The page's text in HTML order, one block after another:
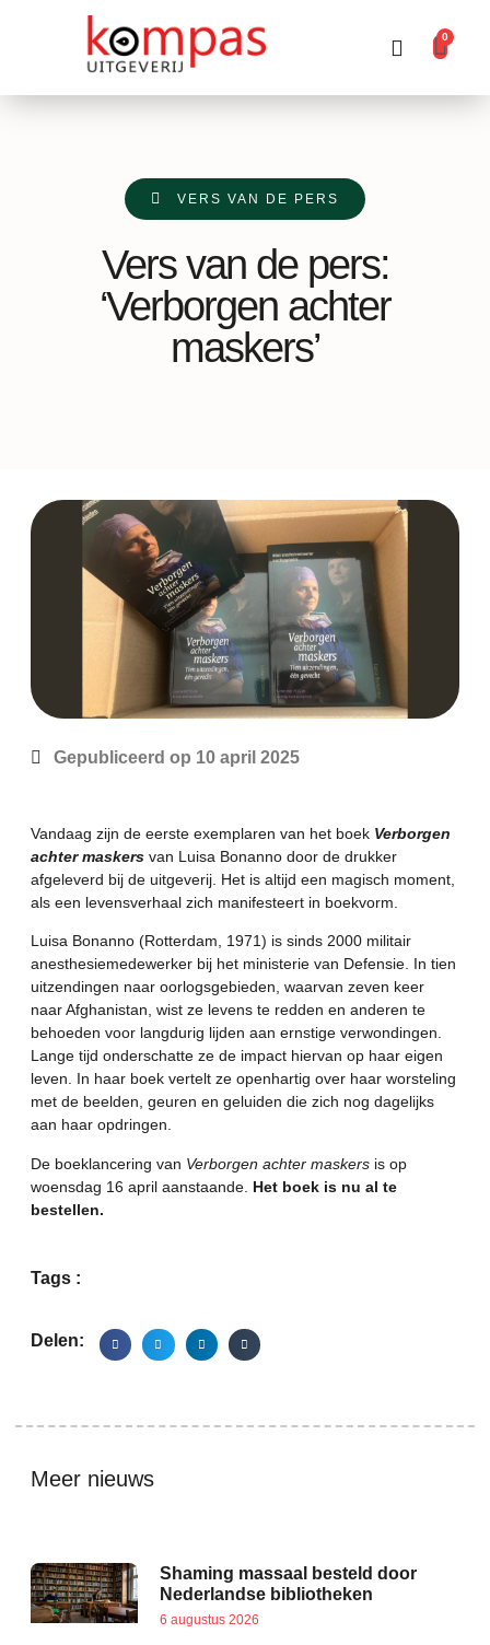
0
VERS VAN DE PERS
Vers van de pers:
‘Verborgen achter
maskers’
Gepubliceerd op 10 april 2025
Vandaag zijn de eerste exemplaren van het boek Verborgen
achter maskers van Luisa Bonanno door de drukker
afgeleverd bij de uitgeverij. Het is altijd een magisch moment,
als een levensverhaal zich manifesteert in boekvorm.
Luisa Bonanno (Rotterdam, 1971) is sinds 2000 militair
anesthesiemedewerker bij het ministerie van Defensie. In tien
uitzendingen naar oorlogsgebieden, waarvan zeven keer
naar Afghanistan, wist ze levens te redden en anderen te
behoeden voor langdurig lijden aan ernstige verwondingen.
Lange tijd onderschatte ze de impact hiervan op haar eigen
leven. In haar boek vertelt ze openhartig over haar worsteling
met de beelden, geuren en geluiden die zich nog dagelijks
aan haar opdringen.
De boeklancering van Verborgen achter maskers is op
woensdag 16 april aanstaande. Het boek is nu al te
bestellen.
Tags :
Delen:
Meer nieuws
Shaming massaal besteld door
Nederlandse bibliotheken
6 augustus 2026